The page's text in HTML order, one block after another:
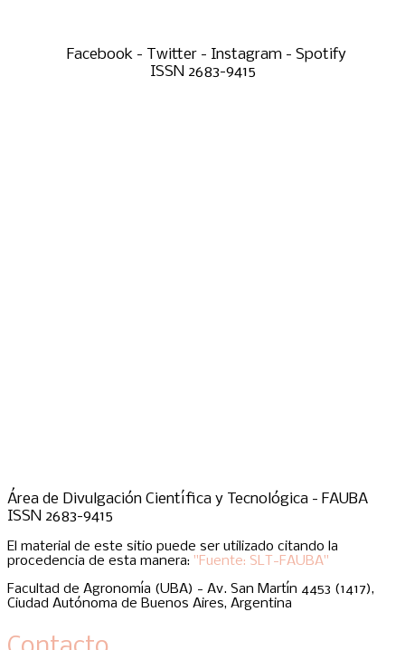
Facebook - Twitter - Instagram - Spotify
ISSN 2683-9415
Área de Divulgación Científica y Tecnológica - FAUBA
ISSN 2683-9415
El material de este sitio puede ser utilizado citando la
procedencia de esta manera: "Fuente: SLT-FAUBA"
Facultad de Agronomía (UBA) - Av. San Martín 4453 (1417),
Ciudad Autónoma de Buenos Aires, Argentina